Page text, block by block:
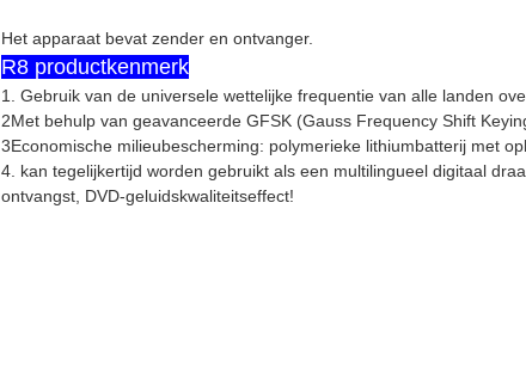
Het apparaat bevat zender en ontvanger.
R8 productkenmerk
1. Gebruik van de universele wettelijke frequentie van alle landen
2Met behulp van geavanceerde GFSK (Gauss Frequency Shift
3Economische milieubescherming: polymerieke lithiumbatterij met
4. kan tegelijkertijd worden gebruikt als een multilingueel digitaal
ontvangst, DVD-geluidskwaliteitseffect!